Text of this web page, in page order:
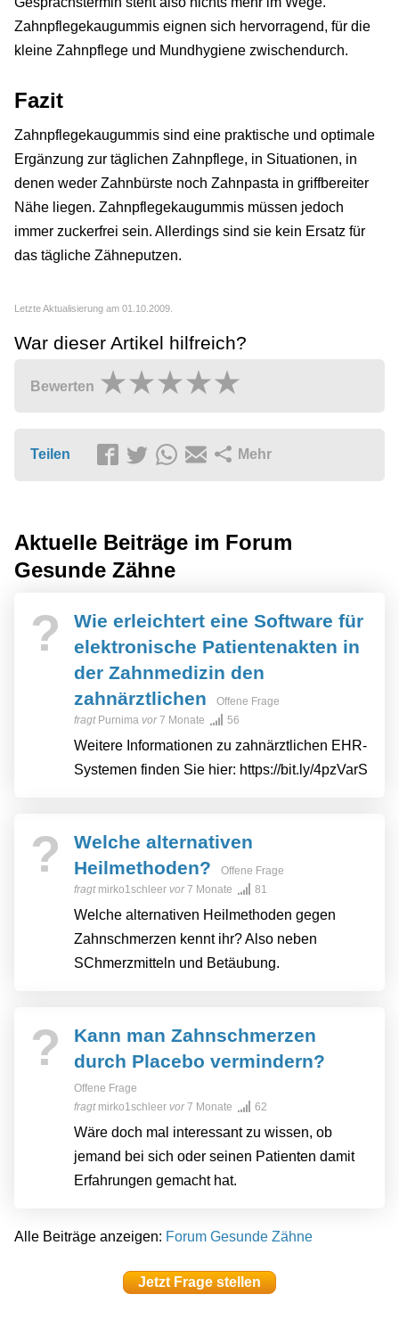
Zahnpflegekaugummis eignen sich hervorragend, für die
kleine Zahnpflege und Mundhygiene zwischendurch.
Fazit
Zahnpflegekaugummis sind eine praktische und optimale
Ergänzung zur täglichen Zahnpflege, in Situationen, in
denen weder Zahnbürste noch Zahnpasta in griffbereiter
Nähe liegen. Zahnpflegekaugummis müssen jedoch
immer zuckerfrei sein. Allerdings sind sie kein Ersatz für
das tägliche Zähneputzen.
Letzte Aktualisierung am 01.10.2009.
War dieser Artikel hilfreich?
Bewerten
Teilen Mehr
Aktuelle Beiträge im Forum
Gesunde Zähne
?
Wie erleichtert eine Software für
elektronische Patientenakten in
der Zahnmedizin den
zahnärztlichen
Offene Frage
fragt Purnima vor7 Monate 56
Weitere Informationen zu zahnärztlichen EHR-
Systemen finden Sie hier: https://bit.ly/4pzVarS
?
Welche alternativen
Heilmethoden?
Offene Frage
fragt mirko1schleer vor7 Monate 81
Welche alternativen Heilmethoden gegen
Zahnschmerzen kennt ihr? Also neben
SChmerzmitteln und Betäubung.
?
Kann man Zahnschmerzen
durch Placebo vermindern?
Offene Frage
fragt mirko1schleer vor7 Monate 62
Wäre doch mal interessant zu wissen, ob
jemand bei sich oder seinen Patienten damit
Erfahrungen gemacht hat.
Alle Beiträge anzeigen: Forum Gesunde Zähne
Jetzt Frage stellen